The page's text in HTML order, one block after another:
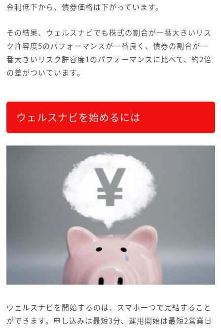
金利低下から、債券価格は下がっています。
その結果、ウェルスナビでも株式の割合が一番大きいリス
ク許容度5のパフォーマンスが一番良く、債券の割合が一
番大きいリスク許容度1のパフォーマンスに比べて、約2倍
の差がついています。
ウェルスナビを始めるには
ウェルスナビを開始するのは、スマホ一つで完結すること
ができます。申し込みは最短3分、運用開始は最短2営業日